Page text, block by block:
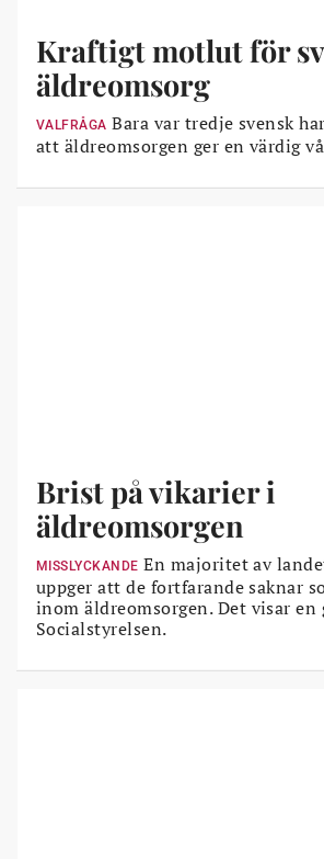
Kraftigt motlut för
äldreomsorg
VALFRÅGA Bara var tredje svensk
att äldreomsorgen ger en värdig
Brist på vikarier i
äldreomsorgen
MISSLYCKANDE En majoritet av
uppger att de fortfarande saknar
inom äldreomsorgen. Det visar en
Socialstyrelsen.